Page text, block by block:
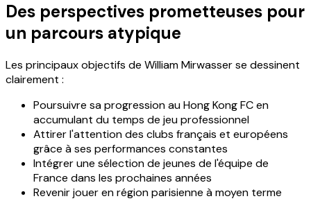
Des perspectives prometteuses pour
un parcours atypique
Les principaux objectifs de William Mirwasser se dessinent
clairement :
Poursuivre sa progression au Hong Kong FC en
accumulant du temps de jeu professionnel
Attirer l'attention des clubs français et européens
grâce à ses performances constantes
Intégrer une sélection de jeunes de l'équipe de
France dans les prochaines années
Revenir jouer en région parisienne à moyen terme